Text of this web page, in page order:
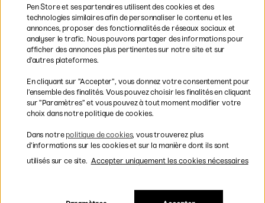
Irlande
Pays-Bas
Royaume-Uni
UE
volumineux.
Les modes de paiement
Pen Store et ses partenaires utilisent des cookies et des
technologies similaires afin de personnaliser le contenu et les
annonces, proposer des fonctionnalités de réseaux sociaux et
analyser le trafic. Nous pouvons partager des informations pour
afficher des annonces plus pertinentes sur notre site et sur
d’autres plateformes.
En cliquant sur ”Accepter”, vous donnez votre consentement pour
l’ensemble des finalités. Vous pouvez choisir les finalités en cliquant
sur ”Paramètres” et vous pouvez à tout moment modifier votre
choix dans notre politique de cookies.
Dans notre politique de cookies, vous trouverez plus
d’informations sur les cookies et sur la manière dont ils sont
utilisés sur ce site. Accepter uniquement les cookies nécessaires